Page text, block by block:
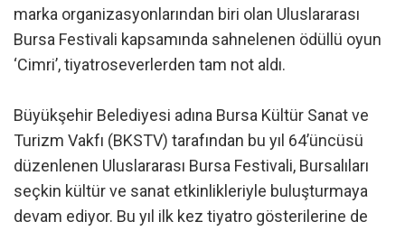
marka organizasyonlarından biri olan Uluslararası
Bursa Festivali kapsamında sahnelenen ödüllü oyun
‘Cimri’, tiyatroseverlerden tam not aldı.
Büyükşehir Belediyesi adına Bursa Kültür Sanat ve
Turizm Vakfı (BKSTV) tarafından bu yıl 64’üncüsü
düzenlenen Uluslararası Bursa Festivali, Bursalıları
seçkin kültür ve sanat etkinlikleriyle buluşturmaya
devam ediyor. Bu yıl ilk kez tiyatro gösterilerine de